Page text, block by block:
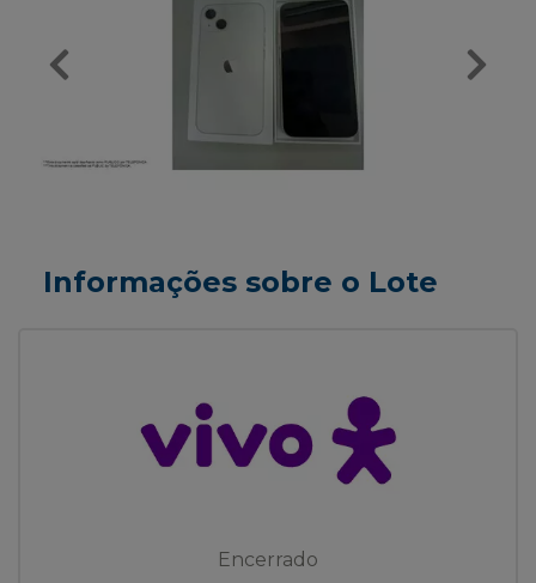
Informações sobre o Lote
Encerrado